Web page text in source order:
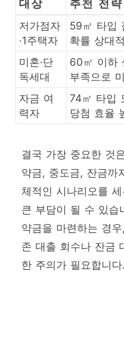
대상 추천 전략
저가점자
·1주택자
59㎡ 타입
확률 상대
미혼·단
독세대
60㎡ 이하
부족으로
자금 여
력자
74㎡ 타입
당첨 효율
결국 가장 중요한 것
약금, 중도금, 잔금까
체적인 시나리오를
큰 부담이 될 수 있습
약금을 마련하는 경
존 대출 회수나 잔금
한 주의가 필요합니다.